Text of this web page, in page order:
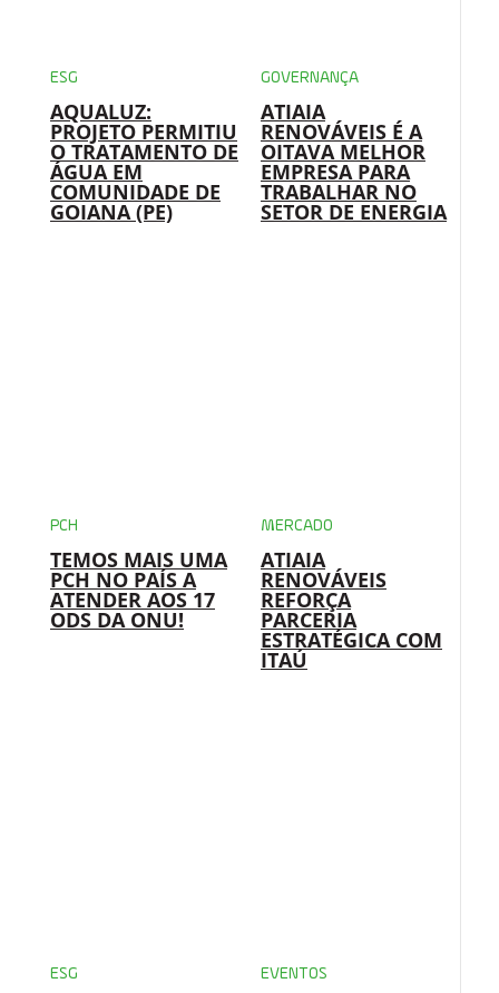
ESG
AQUALUZ:
PROJETO PERMITIU
O TRATAMENTO DE
ÁGUA EM
COMUNIDADE DE
GOIANA (PE)
GOVERNANÇA
ATIAIA
RENOVÁVEIS É A
OITAVA MELHOR
EMPRESA PARA
TRABALHAR NO
SETOR DE ENERGIA
PCH
TEMOS MAIS UMA
PCH NO PAÍS A
ATENDER AOS 17
ODS DA ONU!
MERCADO
ATIAIA
RENOVÁVEIS
REFORÇA
PARCERIA
ESTRATÉGICA COM
ITAÚ
ESG EVENTOS